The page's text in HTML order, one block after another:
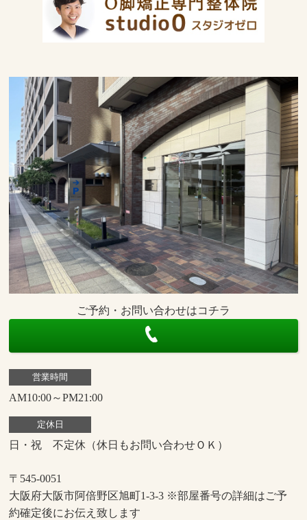
ご予約・お問い合わせはコチラ
営業時間
AM10:00～PM21:00
定休日
日・祝 不定休（休日もお問い合わせＯＫ）
〒545-0051
大阪府大阪市阿倍野区旭町1-3-3 ※部屋番号の詳細はご予
約確定後にお伝え致します